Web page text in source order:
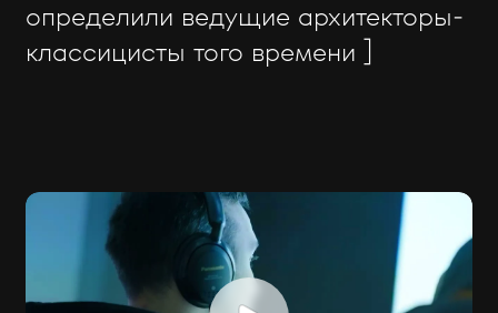
определили ведущие архитекторы-
классицисты того времени ]